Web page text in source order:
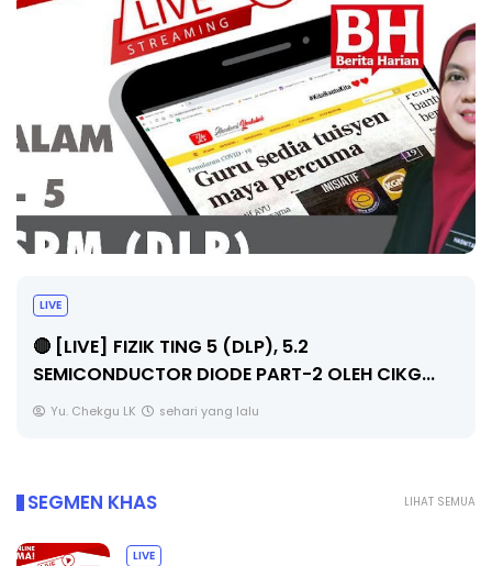
🔴 [LIVE] PRINSIP PERAKAUNAN, PECUT
SOALAN 1 TRIAL OLEH CIKGU WAN...
Yu. Chekgu LK sehari yang lalu
LIHAT SEMUA
SEGMEN KHAS
LIVE